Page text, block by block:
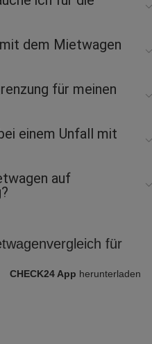
dem Mietwagen
für meinen
einem Unfall mit
auf
für
CHECK24 App herunterladen